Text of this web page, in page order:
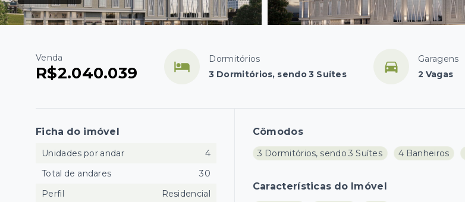
Venda
R$2.040.039
Dormitórios
3 Dormitórios, sendo 3 Suítes
Garagens
2 Vagas
Cômodos
3 Dormitórios, sendo 3 Suítes 4 Banheiros
Características do Imóvel
Ficha do imóvel
Unidades por andar
4
Total de andares
30
Perfil
Residencial